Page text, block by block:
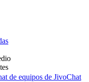
de equipos de JivoChat